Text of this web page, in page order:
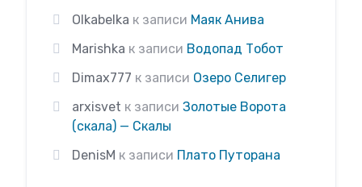
Olkabelka к записи Маяк Анива
Marishka к записи Водопад Тобот
Dimax777 к записи Озеро Селигер
arxisvet к записи Золотые Ворота
(скала) — Скалы
DenisM к записи Плато Путорана